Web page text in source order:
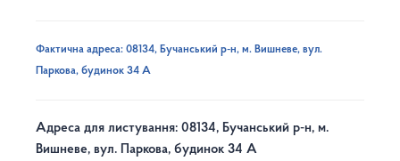
Фактична адреса: 08134, Бучанський р-н, м. Вишневе, вул.
Паркова, будинок 34 А
Адреса для листування: 08134, Бучанський р-н, м.
Вишневе, вул. Паркова, будинок 34 А